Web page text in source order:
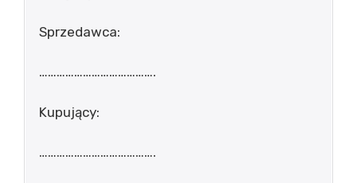
Sprzedawca:
………………………………….
Kupujący:
………………………………….